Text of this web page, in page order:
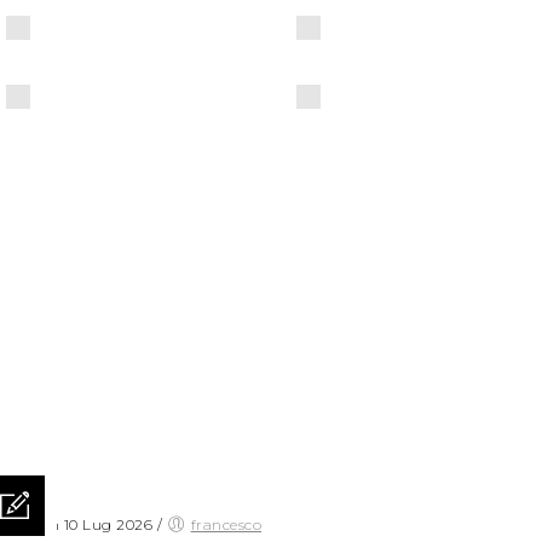
on 10 Lug 2026 / francesco